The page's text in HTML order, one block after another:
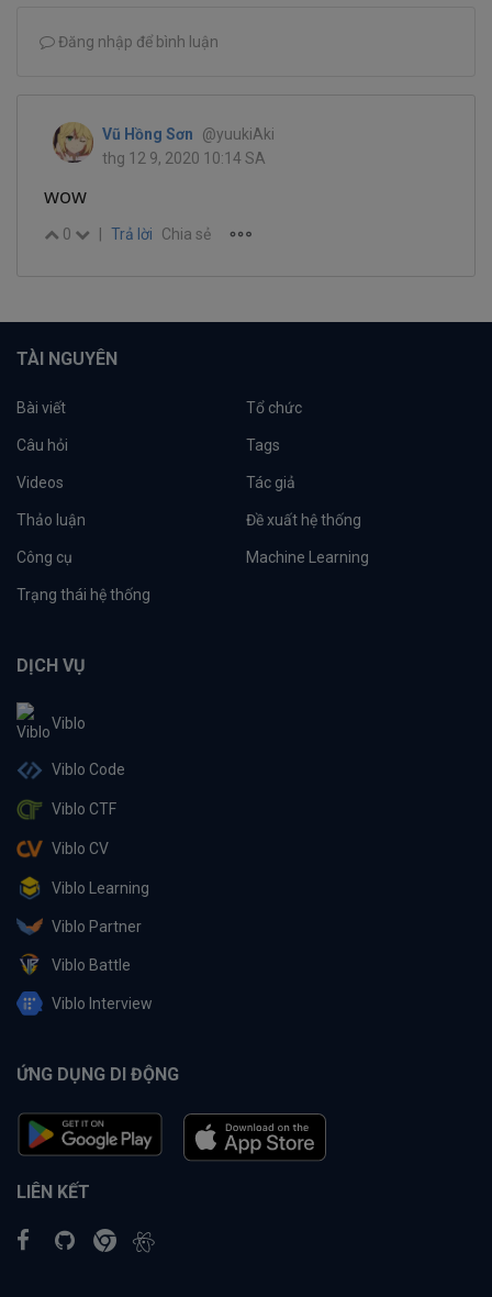
Đăng nhập để bình luận
Vũ Hồng Sơn
@yuukiAki
thg 12 9, 2020 10:14 SA
wow
0 Trả lời Chia sẻ
TÀI NGUYÊN
Bài viết Tổ chức
Câu hỏi Tags
Videos Tác giả
Thảo luận Đề xuất hệ thống
Công cụ Machine Learning
Trạng thái hệ thống
DỊCH VỤ
Viblo
Viblo Code
Viblo CTF
Viblo CV
Viblo Learning
Viblo Partner
Viblo Battle
Viblo Interview
ỨNG DỤNG DI ĐỘNG
LIÊN KẾT